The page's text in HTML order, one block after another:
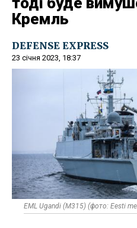
Кремль
DEFENSE EXPRESS
23 січня 2023, 18:37
EML Ugandi (M315) (фото: Eesti